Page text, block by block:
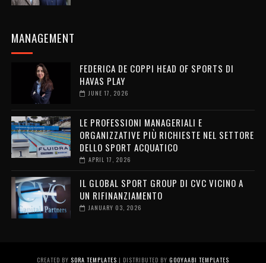
MANAGEMENT
FEDERICA DE COPPI HEAD OF SPORTS DI
HAVAS PLAY
JUNE 17, 2026
LE PROFESSIONI MANAGERIALI E
ORGANIZZATIVE PIÙ RICHIESTE NEL SETTORE
DELLO SPORT ACQUATICO
APRIL 17, 2026
IL GLOBAL SPORT GROUP DI CVC VICINO A
UN RIFINANZIAMENTO
JANUARY 03, 2026
CREATED BY SORA TEMPLATES | DISTRIBUTED BY GOOYAABI TEMPLATES